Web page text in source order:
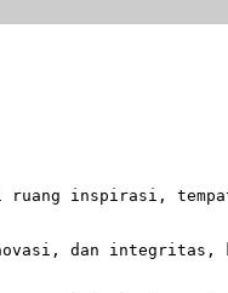
ruang inspirasi,
dan integritas,